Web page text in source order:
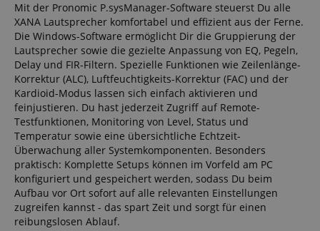
Mit der Pronomic P.sysManager-Software steuerst Du alle
XANA Lautsprecher komfortabel und effizient aus der Ferne.
Die Windows-Software ermöglicht Dir die Gruppierung der
Lautsprecher sowie die gezielte Anpassung von EQ, Pegeln,
Delay und FIR-Filtern. Spezielle Funktionen wie Zeilenlänge-
Korrektur (ALC), Luftfeuchtigkeits-Korrektur (FAC) und der
Kardioid-Modus lassen sich einfach aktivieren und
feinjustieren. Du hast jederzeit Zugriff auf Remote-
Testfunktionen, Monitoring von Level, Status und
Temperatur sowie eine übersichtliche Echtzeit-
Überwachung aller Systemkomponenten. Besonders
praktisch: Komplette Setups können im Vorfeld am PC
konfiguriert und gespeichert werden, sodass Du beim
Aufbau vor Ort sofort auf alle relevanten Einstellungen
zugreifen kannst - das spart Zeit und sorgt für einen
reibungslosen Ablauf.